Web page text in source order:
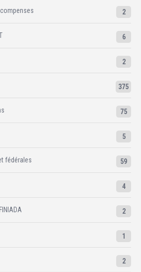
2
6
2
375
75
5
fédérales 59
4
2
1
2